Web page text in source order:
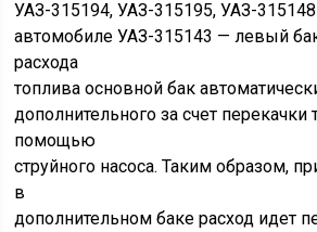
УАЗ-315194, УАЗ-315195, УАЗ-
автомобиле УАЗ-315143 — левый
расхода
топлива основной бак
дополнительного за счет перекачки
помощью
струйного насоса. Таким образом,
в
дополнительном баке расход идет